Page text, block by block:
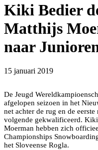
Kiki Bedier
Matthijs
naar
15 januari 2019
De Jeugd
afgelopen seizoen in het
net achter de rug en de
volgende gekwalificeerd.
Moerman hebben zich
Championships
het Sloveense Rogla.